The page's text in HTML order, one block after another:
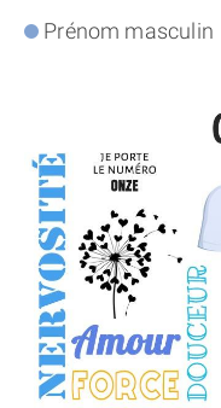
Prénom masculin